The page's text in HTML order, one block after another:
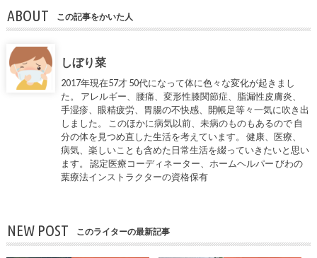
ABOUT この記事をかいた人
しぼり菜
2017年現在57才 50代になって体に色々な変化が起きまし
た。 アレルギー、腰痛、変形性膝関節症、脂漏性皮膚炎、
手湿疹、眼精疲労、胃腸の不快感、開帳足等々一気に吹き出
しました。 このほかに病気以前、未病のものもあるので 自
分の体を見つめ直した生活を考えています。 健康、医療、
病気、楽しいことも含めた日常生活を綴っていきたいと思い
ます。 認定医療コーディネーター、ホームヘルパー びわの
葉療法インストラクターの資格保有
NEW POST このライターの最新記事